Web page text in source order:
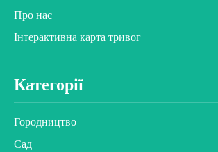
Про нас
Інтерактивна карта тривог
Категорії
Городництво
Сад